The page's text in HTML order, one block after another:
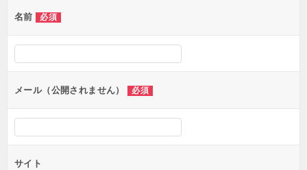
ー
シ
ョ
ン
名前 必須
メール（公開されません） 必須
サイト